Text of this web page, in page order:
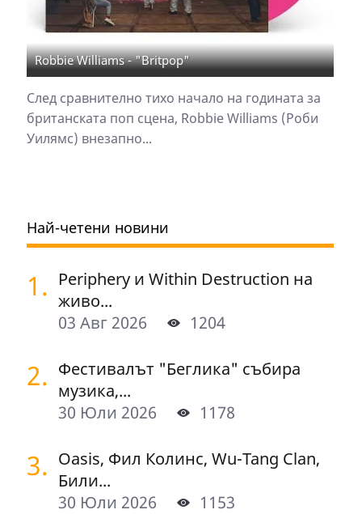
Robbie Williams - "Britpop"
След сравнително тихо начало на годината за
британската поп сцена, Robbie Williams (Роби
Уилямс) внезапно...
Най-четени новини
1. Periphery и Within Destruction на
живо...
03 Авг 2026
1204
2. Фестивалът "Беглика" събира
музика,...
30 Юли 2026
1178
3. Oasis, Фил Колинс, Wu-Tang Clan,
Били...
30 Юли 2026
1153